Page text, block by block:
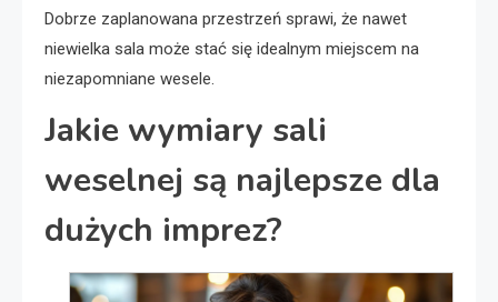
Dobrze zaplanowana przestrzeń sprawi, że nawet
niewielka sala może stać się idealnym miejscem na
niezapomniane wesele.
Jakie wymiary sali
weselnej są najlepsze dla
dużych imprez?